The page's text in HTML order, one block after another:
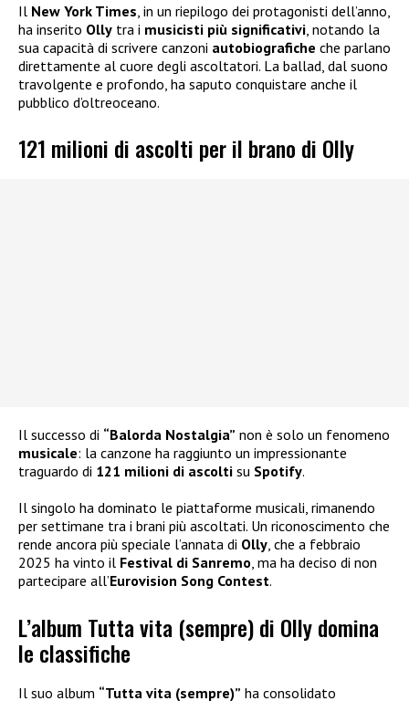
Il New York Times , in un riepilogo dei protagonisti dell’anno,
ha inserito Olly tra i musicisti più significativi , notando la
sua capacità di scrivere canzoni autobiografiche che parlano
direttamente al cuore degli ascoltatori. La ballad, dal suono
travolgente e profondo, ha saputo conquistare anche il
pubblico d’oltreoceano.
121 milioni di ascolti per il brano di Olly
Il successo di “Balorda Nostalgia” non è solo un fenomeno
musicale: la canzone ha raggiunto un impressionante
traguardo di 121 milioni di ascolti su Spotify.
Il singolo ha dominato le piattaforme musicali, rimanendo
per settimane tra i brani più ascoltati. Un riconoscimento che
rende ancora più speciale l’annata di Olly, che a febbraio
2025 ha vinto il Festival di Sanremo, ma ha deciso di non
partecipare all’Eurovision Song Contest.
L’album Tutta vita (sempre) di Olly domina
le classifiche
Il suo album “Tutta vita (sempre)” ha consolidato